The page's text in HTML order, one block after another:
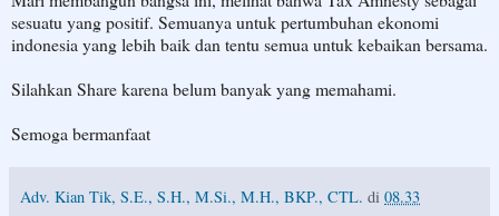
sesuatu yang positif. Semuanya untuk pertumbuhan ekonomi
indonesia yang lebih baik dan tentu semua untuk kebaikan bersama.
Silahkan Share karena belum banyak yang memahami.
Semoga bermanfaat
Adv. Kian Tik, S.E., S.H., M.Si., M.H., BKP., CTL. di 08.33